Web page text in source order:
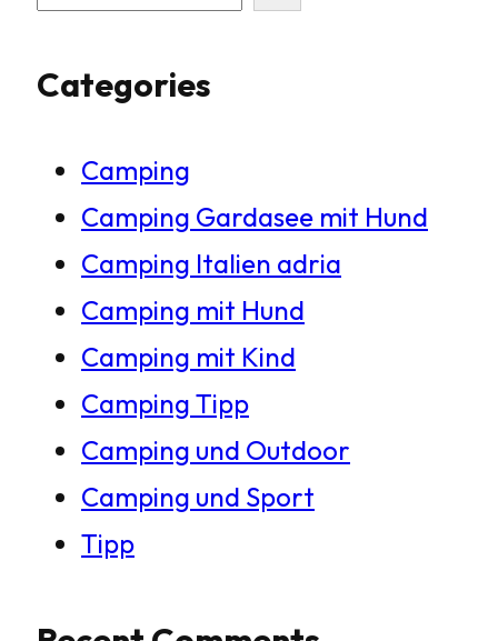
c
Categories
Camping
Camping Gardasee mit Hund
Camping Italien adria
Camping mit Hund
Camping mit Kind
Camping Tipp
Camping und Outdoor
Camping und Sport
Tipp